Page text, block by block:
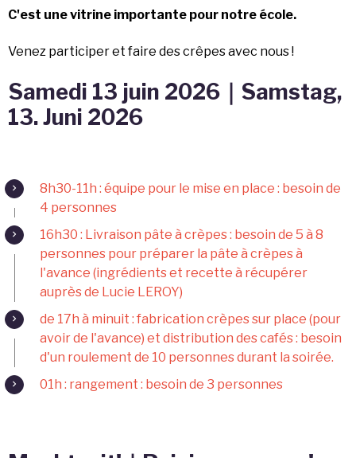
C'est une vitrine importante pour notre école.
Venez participer et faire des crêpes avec nous !
Samedi 13 juin 2026｜Samstag,
13. Juni 2026
8h30-11h : équipe pour le mise en place : besoin de
4 personnes
16h30 : Livraison pâte à crèpes : besoin de 5 à 8
personnes pour préparer la pâte à crèpes à
l'avance (ingrédients et recette à récupérer
auprès de Lucie LEROY)
de 17h à minuit : fabrication crèpes sur place (pour
avoir de l'avance) et distribution des cafés : besoin
d'un roulement de 10 personnes durant la soirée.
01h : rangement : besoin de 3 personnes